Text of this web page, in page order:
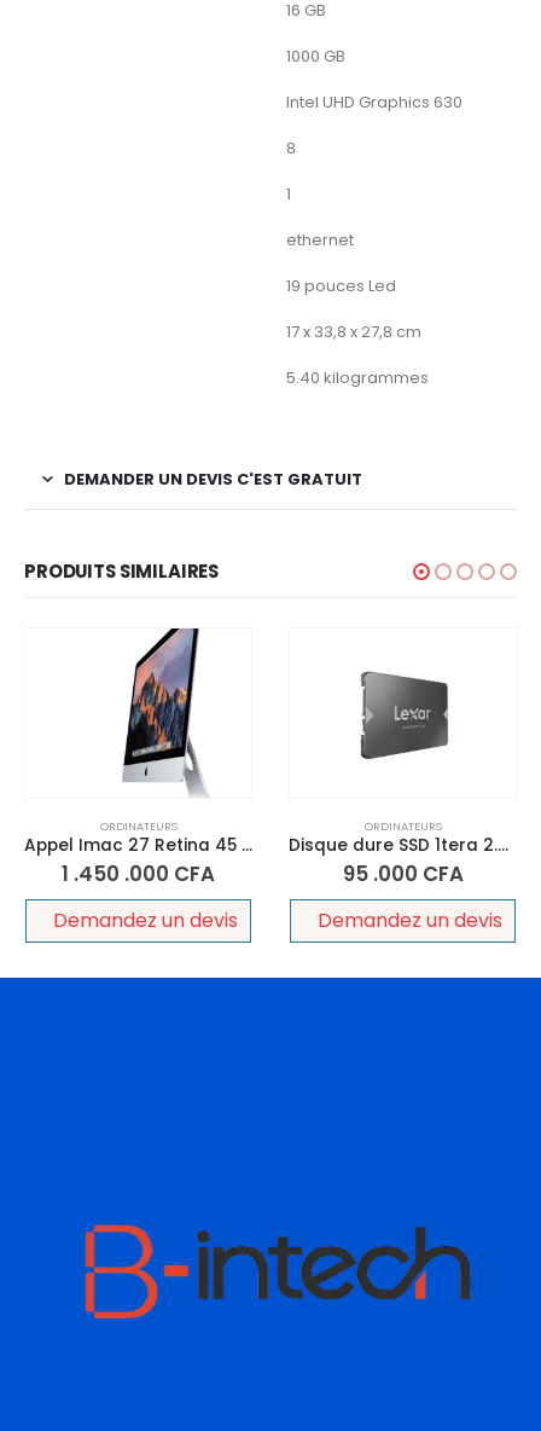
16 GB
1000 GB
Intel UHD Graphics 630
8
1
ethernet
19 pouces Led
17 x 33,8 x 27,8 cm
5.40 kilogrammes
DEMANDER UN DEVIS C'EST GRATUIT
PRODUITS SIMILAIRES
ORDINATEURS
Appel Imac 27 Retina 45 Core i5 3.4GHZ 2019
1 .450 .000 CFA
Demandez un devis
ORDINATEURS
Disque dure SSD 1tera 2.5 Interne
95 .000 CFA
Demandez un devis